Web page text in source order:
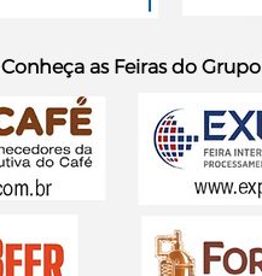
Conheça as Feiras do Grupo